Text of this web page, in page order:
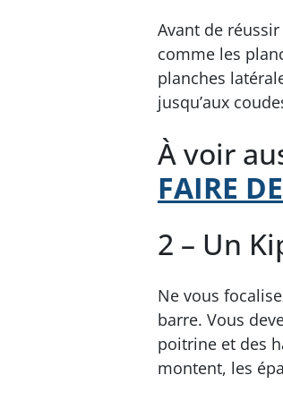
Avant de
comme les
planches
jusqu’aux
À voir
FAIRE
2 – Un
Ne vous
barre. Vous
poitrine et des
montent, les